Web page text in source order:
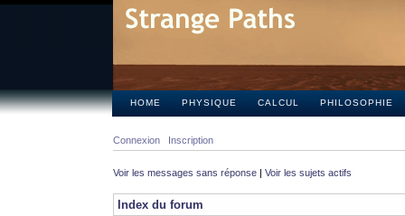
HOME PHYSIQUE CALCUL PHILOSOPHIE
Connexion Inscription
Voir les messages sans réponse | Voir les sujets actifs
Index du forum